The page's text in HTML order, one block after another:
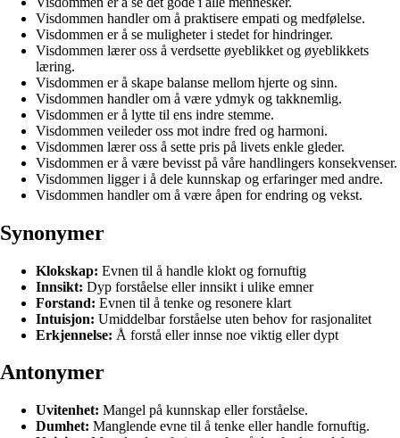
Visdommen handler om å praktisere empati og medfølelse.
Visdommen er å se muligheter i stedet for hindringer.
Visdommen lærer oss å verdsette øyeblikket og øyeblikkets
læring.
Visdommen er å skape balanse mellom hjerte og sinn.
Visdommen handler om å være ydmyk og takknemlig.
Visdommen er å lytte til ens indre stemme.
Visdommen veileder oss mot indre fred og harmoni.
Visdommen lærer oss å sette pris på livets enkle gleder.
Visdommen er å være bevisst på våre handlingers konsekvenser.
Visdommen ligger i å dele kunnskap og erfaringer med andre.
Visdommen handler om å være åpen for endring og vekst.
Synonymer
Klokskap: Evnen til å handle klokt og fornuftig
Innsikt: Dyp forståelse eller innsikt i ulike emner
Forstand: Evnen til å tenke og resonere klart
Intuisjon: Umiddelbar forståelse uten behov for rasjonalitet
Erkjennelse: Å forstå eller innse noe viktig eller dypt
Antonymer
Uvitenhet: Mangel på kunnskap eller forståelse.
Dumhet: Manglende evne til å tenke eller handle fornuftig.